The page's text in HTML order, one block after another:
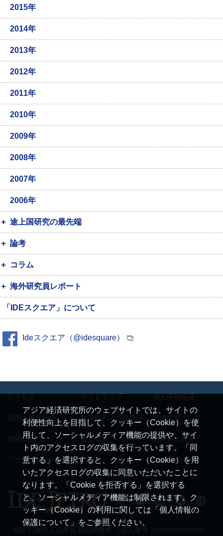
2015年
2014年
2013年
2012年
2011年
2010年
2009年
2008年
2007年
2006年
途上国研究の最先端
論考
コラム
海外研究員レポート
「IDEスクエア」について
Ideスクエア（@idesquare）
アジア経済研究所のウェブサイトでは、サイトの
利便性向上を目指して、クッキー（Cookie）を使
用して、ソーシャルメディア機能の提供や、サイ
ト内のアクセスログの収集を行っています。「同
意する」を選択すると、クッキー（Cookie）を用
いたアクセスログの収集に同意いただいたことに
なります。「Cookie を拒否する」を選択する
と、ソーシャルメディア機能は制限されます。ク
ッキー（Cookie）の利用に関しては「個人情報の
保護について」をご参照ください。
アクセス サイトマップ 個人情報保護
採用・募集情報 利用規約・免責事項 調達情報
情報公開 推奨環境 お問い合わせ
アクセシビリティ